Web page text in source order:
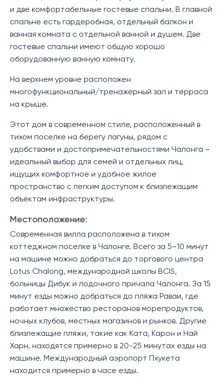
и две комфортабельные гостевые спальни. В главной
спальне есть гардеробная, отдельный балкон и
ванная комната с отдельной ванной и душем. Две
гостевые спальни имеют общую хорошо
оборудованную ванную комнату.
На верхнем уровне расположен
многофункциональный/тренажерный зал и терраса
на крыше.
Этот дом в современном стиле, расположенный в
тихом поселке на берегу лагуны, рядом с
удобствами и достопримечательностями Чалонга –
идеальный выбор для семей и отдельных лиц,
ищущих комфортное и удобное жилое
пространство с легким доступом к близлежащим
объектам инфраструктуры.
Местоположение:
Современная вилла расположена в тихом
коттеджном поселке в Чалонге. Всего за 5–10 минут
на машине можно добраться до торгового центра
Lotus Chalong, международной школы BCIS,
больницы Дибук и лодочного причала Чалонга. За 15
минут езды можно добраться до пляжа Раваи, где
работает множество ресторанов морепродуктов,
ночных клубов, местных магазинов и рынков. Другие
близлежащие пляжи, такие как Ката, Карон и Най
Харн, находятся примерно в 20-25 минутах езды на
машине. Международный аэропорт Пхукета
находится примерно в часе езды.